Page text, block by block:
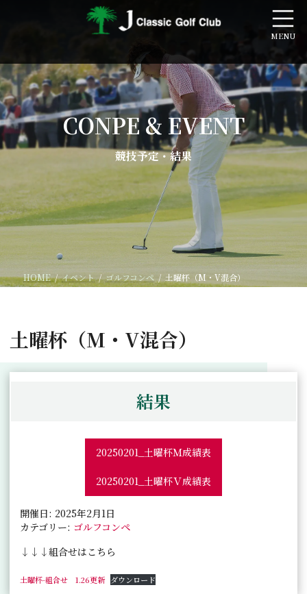
ツ
へ
ス
キ
ッ
プ
シ
ョ
ン
に
移
動
CONPE & EVENT
競技予定・結果
HOME イベント ゴルフコンペ 土曜杯（M・V混合）
土曜杯（M・V混合）
結果
20250201_土曜杯Ｍ成績表
20250201_土曜杯Ｖ成績表
開催日: 2025年2月1日
カテゴリー: ゴルフコンペ
↓↓↓組合せはこちら
土曜杯-組合せ 1.26更新 ダウンロード